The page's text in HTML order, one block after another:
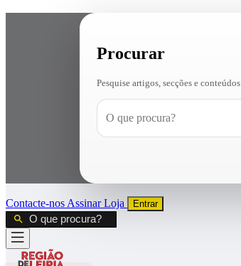
Procurar
Pesquise artigos, secções e conteúdos
Contacte-nos AssinarLoja Entrar